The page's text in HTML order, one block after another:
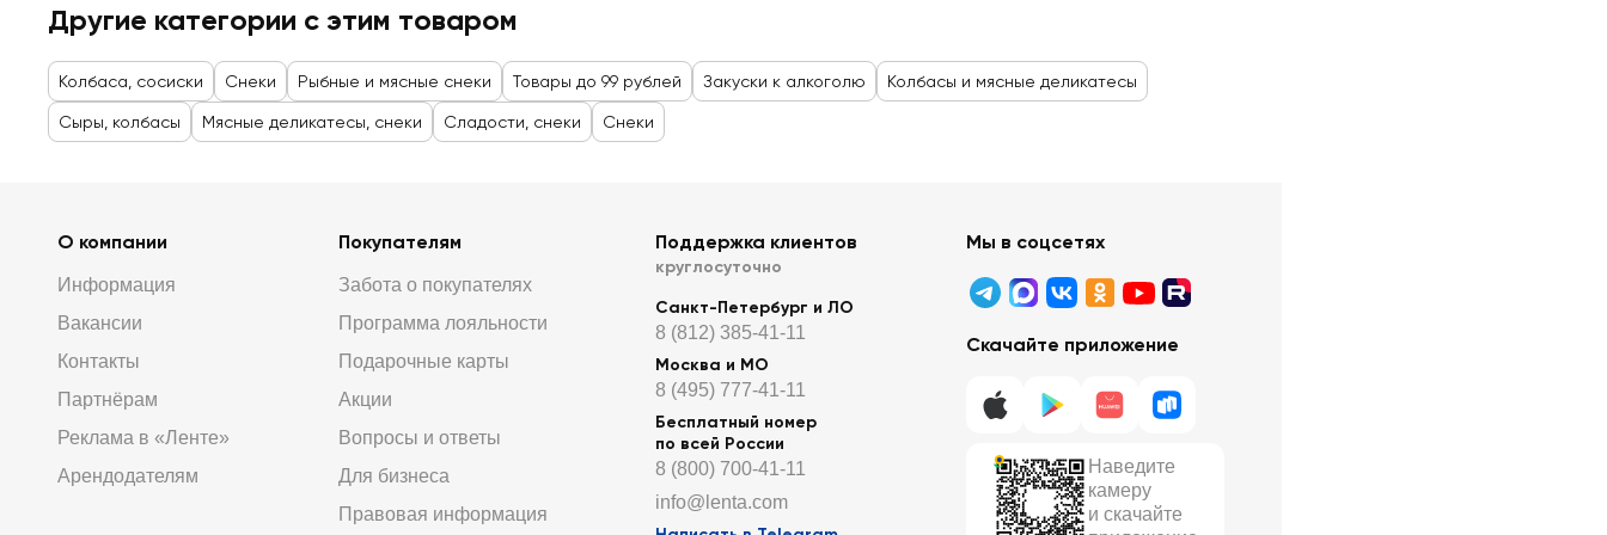
Другие категории с этим товаром
Колбаса, сосиски Снеки Рыбные и мясные снеки Товары до 99 рублей Закуски к алкоголю Колбасы и мясные деликатесы
Сыры, колбасы Мясные деликатесы, снеки Сладости, снеки Снеки
О компании
Информация
Вакансии
Контакты
Партнёрам
Реклама в «Ленте»
Арендодателям
Покупателям
Забота о покупателях
Программа лояльности
Подарочные карты
Акции
Вопросы и ответы
Для бизнеса
Правовая информация
Поддержка клиентов
круглосуточно
Санкт-Петербург и ЛО
8 (812) 385-41-11
Москва и МО
8 (495) 777-41-11
Бесплатный номер
по всей России
8 (800) 700-41-11
info@lenta.com
Мы в соцсетях
Скачайте приложение
Наведите
камеру
и скачайте